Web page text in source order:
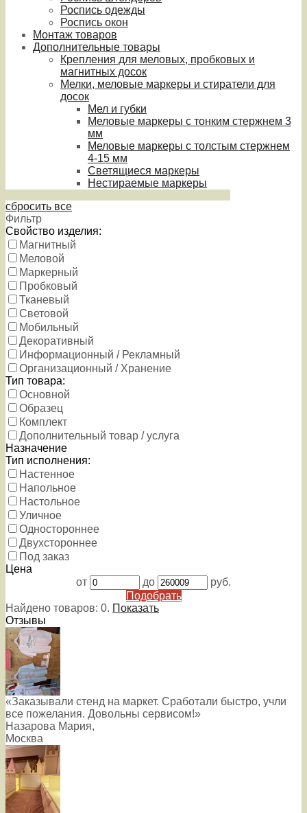
Роспись одежды
Роспись окон
Монтаж товаров
Дополнительные товары
Крепления для меловых, пробковых и
магнитных досок
Мелки, меловые маркеры и стиратели для
досок
Мел и губки
Меловые маркеры с тонким стержнем 3
мм
Меловые маркеры с толстым стержнем
4-15 мм
Светящиеся маркеры
Нестираемые маркеры
сбросить все
Фильтр
Свойство изделия:
Магнитный
Меловой
Маркерный
Пробковый
Тканевый
Световой
Мобильный
Декоративный
Информационный / Рекламный
Организационный / Хранение
Тип товара:
Основной
Образец
Комплект
Дополнительный товар / услуга
Назначение
Тип исполнения:
Настенное
Напольное
Настольное
Уличное
Одностороннее
Двухстороннее
Под заказ
Цена
от
до
руб.
Подобрать
Найдено товаров: 0. Показать
Отзывы
«Заказывали стенд на маркет. Сработали быстро, учли
все пожелания. Довольны сервисом!»
Назарова Мария,
Москва